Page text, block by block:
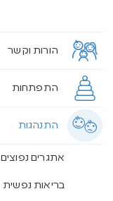
הורות וקשר
התפתחות
התנהגות
אתגרים נפוצים
בריאות נפשית